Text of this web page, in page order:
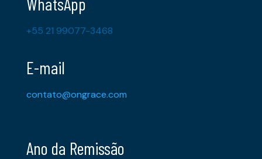
+55 21 99077-3468
E-mail
contato@ongrace.com
Ano da Remissão